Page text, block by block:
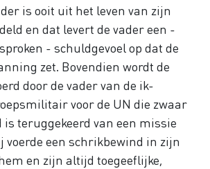
is ooit uit het leven van zijn
en dat levert de vader een -
- schuldgevoel op dat de
zet. Bovendien wordt de
door de vader van de ik-
voor de UN die zwaar
teruggekeerd van een missie
voerde een schrikbewind in zijn
en zijn altijd toegeeflijke,